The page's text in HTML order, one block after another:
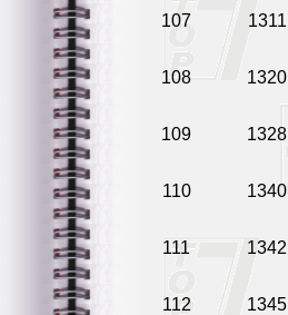
107 1311
108 1320
109 1328
110 1340
111 1342
112 1345